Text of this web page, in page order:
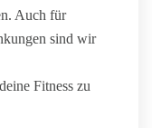
Auch für
sind wir
Fitness zu